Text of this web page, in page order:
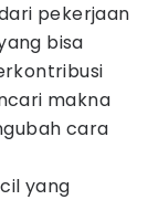
pekerjaan
bisa
makna
cara
yang